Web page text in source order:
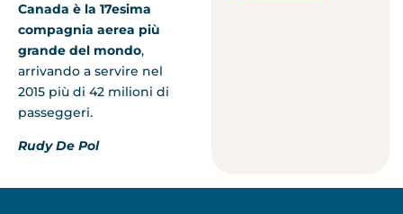
Canada è la 17esima
compagnia aerea più
grande del mondo,
arrivando a servire nel
2015 più di 42 milioni di
passeggeri.
Rudy De Pol